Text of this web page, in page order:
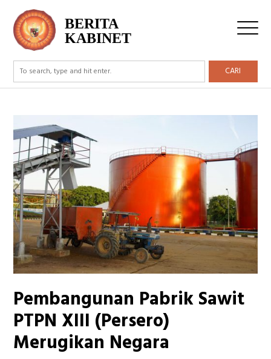
BERITA
KABINET
CARI
Pembangunan Pabrik Sawit
PTPN XIII (Persero)
Merugikan Negara